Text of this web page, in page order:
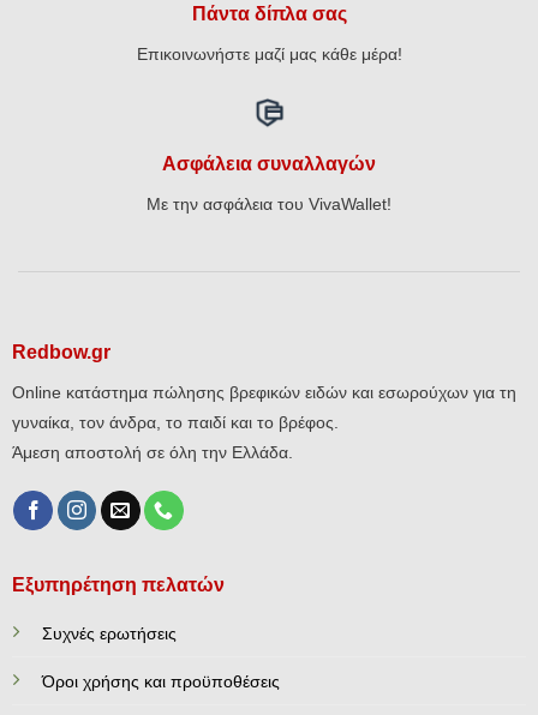
Πάντα δίπλα σας
Επικοινωνήστε μαζί μας κάθε μέρα!
Ασφάλεια συναλλαγών
Με την ασφάλεια του VivaWallet!
Redbow.gr
Online κατάστημα πώλησης βρεφικών ειδών και εσωρούχων για τη
γυναίκα, τον άνδρα, το παιδί και το βρέφος.
Άμεση αποστολή σε όλη την Ελλάδα.
Εξυπηρέτηση πελατών
Συχνές ερωτήσεις
Όροι χρήσης και προϋποθέσεις